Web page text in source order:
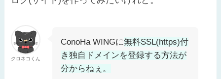
クロネコくん
ConoHa WINGに無料SSL(https)付
き独自ドメインを登録する方法が
分からねぇ。